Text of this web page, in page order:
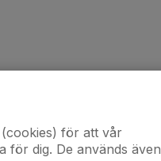
för att vår
för dig. De används även